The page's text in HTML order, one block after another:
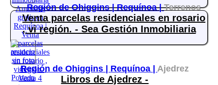
Región de Ohiggins |Requínoa |Terrenos
Venta parcelas residenciales en rosario
, vi región. - Sea Gestión Inmobiliaria
Región de Ohiggins | Requínoa |Ajedrez
Libros de Ajedrez -